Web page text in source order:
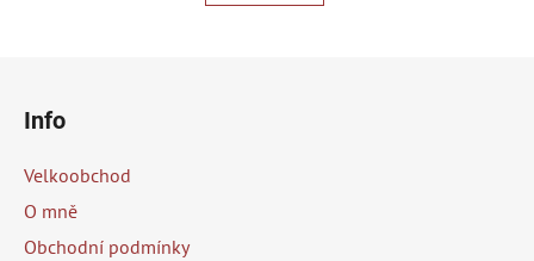
Info
Velkoobchod
O mně
Obchodní podmínky